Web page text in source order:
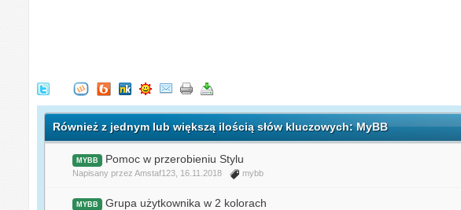
Również z jednym lub większą ilością słów kluczowych: MyBB
MYBB Pomoc w przerobieniu Stylu
Napisany przezAmstaf123 , 16.11.2018 mybb
MYBB Grupa użytkownika w 2 kolorach